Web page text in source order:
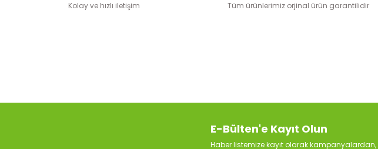
Kolay ve hızlı iletişim Tüm ürünlerimiz orjinal ürün garantilidir
E-Bülten'e Kayıt Olun
Haber listemize kayıt olarak kampanyalardan,